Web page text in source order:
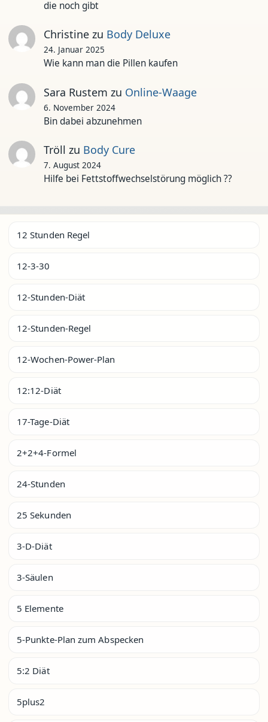
die noch gibt
Christinezu Body Deluxe
24. Januar 2025
Wie kann man die Pillen kaufen
Sara Rustem zu Online-Waage
6. November 2024
Bin dabei abzunehmen
Tröll zu Body Cure
7. August 2024
Hilfe bei Fettstoffwechselstörung möglich ??
12 Stunden Regel
12-3-30
12-Stunden-Diät
12-Stunden-Regel
12-Wochen-Power-Plan
12:12-Diät
17-Tage-Diät
2+2+4-Formel
24-Stunden
25 Sekunden
3-D-Diät
3-Säulen
5 Elemente
5-Punkte-Plan zum Abspecken
5:2 Diät
5plus2